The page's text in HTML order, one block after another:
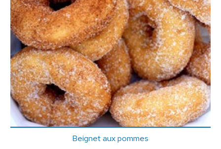
Beignet aux pommes